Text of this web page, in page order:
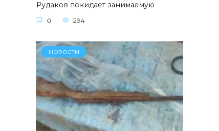
Рудаков покидает занимаемую
0 294
НОВОСТИ